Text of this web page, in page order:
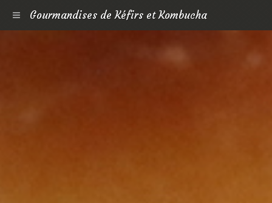
Gourmandises de Kéfirs et Kombucha